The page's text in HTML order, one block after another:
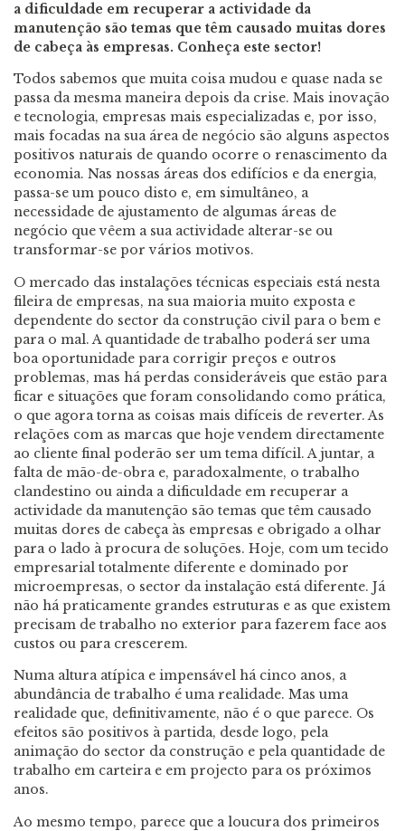
a dificuldade em recuperar a actividade da
manutenção são temas que têm causado muitas dores
de cabeça às empresas. Conheça este sector!
Todos sabemos que muita coisa mudou e quase nada se
passa da mesma maneira depois da crise. Mais inovação
e tecnologia, empresas mais especializadas e, por isso,
mais focadas na sua área de negócio são alguns aspectos
positivos naturais de quando ocorre o renascimento da
economia. Nas nossas áreas dos edifícios e da energia,
passa-se um pouco disto e, em simultâneo, a
necessidade de ajustamento de algumas áreas de
negócio que vêem a sua actividade alterar-se ou
transformar-se por vários motivos.
O mercado das instalações técnicas especiais está nesta
fileira de empresas, na sua maioria muito exposta e
dependente do sector da construção civil para o bem e
para o mal. A quantidade de trabalho poderá ser uma
boa oportunidade para corrigir preços e outros
problemas, mas há perdas consideráveis que estão para
ficar e situações que foram consolidando como prática,
o que agora torna as coisas mais difíceis de reverter. As
relações com as marcas que hoje vendem directamente
ao cliente final poderão ser um tema difícil. A juntar, a
falta de mão-de-obra e, paradoxalmente, o trabalho
clandestino ou ainda a dificuldade em recuperar a
actividade da manutenção são temas que têm causado
muitas dores de cabeça às empresas e obrigado a olhar
para o lado à procura de soluções. Hoje, com um tecido
empresarial totalmente diferente e dominado por
microempresas, o sector da instalação está diferente. Já
não há praticamente grandes estruturas e as que existem
precisam de trabalho no exterior para fazerem face aos
custos ou para crescerem.
Numa altura atípica e impensável há cinco anos, a
abundância de trabalho é uma realidade. Mas uma
realidade que, definitivamente, não é o que parece. Os
efeitos são positivos à partida, desde logo, pela
animação do sector da construção e pela quantidade de
trabalho em carteira e em projecto para os próximos
anos.
Ao mesmo tempo, parece que a loucura dos primeiros